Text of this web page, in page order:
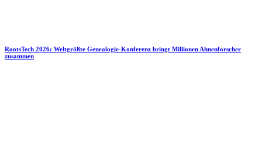
RootsTech 2026: Weltgrößte Genealogie-Konferenz bringt Millionen Ahnenforscher
zusammen